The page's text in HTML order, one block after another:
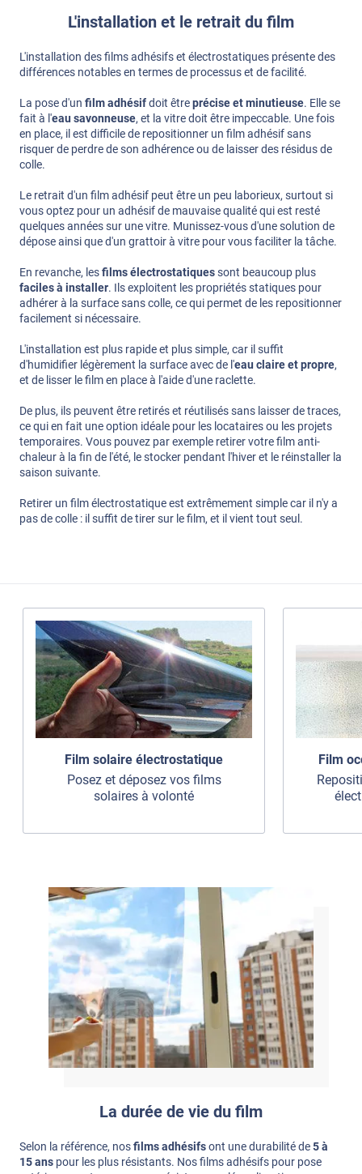
L'installation et le retrait du film
L'installation des films adhésifs et électrostatiques présente des
différences notables en termes de processus et de facilité.
La pose d'un film adhésifdoit êtreprécise et minutieuse. Elle se
fait à l'eau savonneuse, et la vitre doit être impeccable. Une fois
en place, il est difficile de repositionner un film adhésif sans
risquer de perdre de son adhérence ou de laisser des résidus de
colle.
Le retrait d'un film adhésif peut être un peu laborieux, surtout si
vous optez pour un adhésif de mauvaise qualité qui est resté
quelques années sur une vitre. Munissez-vous d'une solution de
dépose ainsi que d'un grattoir à vitre pour vous faciliter la tâche.
En revanche, lesfilms électrostatiquessont beaucoup plus
faciles à installer. Ils exploitent les propriétés statiques pour
adhérer à la surface sans colle, ce qui permet de les repositionner
facilement si nécessaire.
L'installation est plus rapide et plus simple, car il suffit
d'humidifier légèrement la surface avec de l'eau claire et propre,
et de lisser le film en place à l'aide d'une raclette.
De plus, ils peuvent être retirés et réutilisés sans laisser de traces,
ce qui en fait une option idéale pour les locataires ou les projets
temporaires. Vous pouvez par exemple retirer votre film anti-
chaleur à la fin de l'été, le stocker pendant l'hiver et le réinstaller la
saison suivante.
Retirer un film électrostatique est extrêmement simple car il n'y a
pas de colle : il suffit de tirer sur le film, et il vient tout seul.
Film solaire électrostatique
Posez et déposez vos films
solaires à volonté
Film
La durée de vie du film
Selon la référence, nosfilms adhésifsont une durabilité de5 à
15 ans pour les plus résistants. Nos films adhésifs pour pose